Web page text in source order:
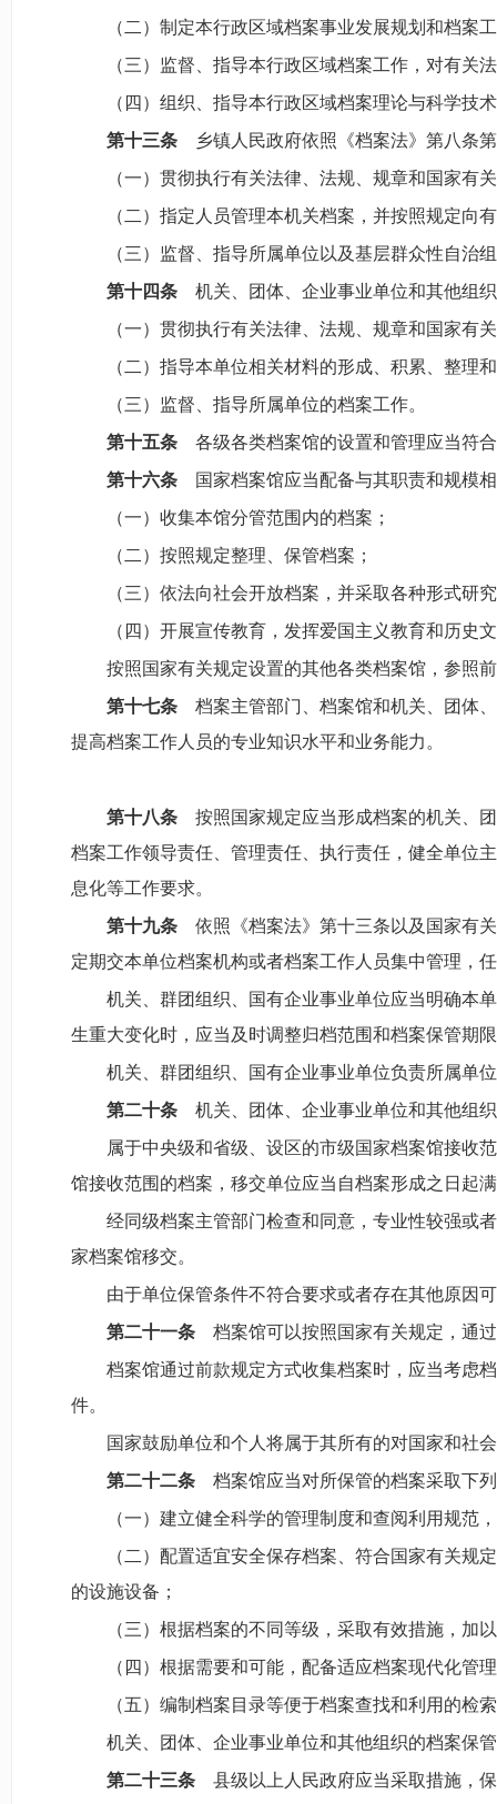
（二）制定本行政区域档案事业发展规划和档案
（三）监督、指导本行政区域档案工作，对有
（四）组织、指导本行政区域档案理论与科学技
第十三条 乡镇人民政府依照《档案法》第八条
（一）贯彻执行有关法律、法规、规章和国家有
（二）指定人员管理本机关档案，并按照规定向
（三）监督、指导所属单位以及基层群众性自治
第十四条 机关、团体、企业事业单位和其他组
（一）贯彻执行有关法律、法规、规章和国家有
（二）指导本单位相关材料的形成、积累、整理
（三）监督、指导所属单位的档案工作。
第十五条 各级各类档案馆的设置和管理应当符
第十六条 国家档案馆应当配备与其职责和规模
（一）收集本馆分管范围内的档案；
（二）按照规定整理、保管档案；
（三）依法向社会开放档案，并采取各种形式研
（四）开展宣传教育，发挥爱国主义教育和历史
按照国家有关规定设置的其他各类档案馆，参照
第十七条 档案主管部门、档案馆和机关、团体
提高档案工作人员的专业知识水平和业务能力。
第十八条 按照国家规定应当形成档案的机关、
档案工作领导责任、管理责任、执行责任，健全单位
息化等工作要求。
第十九条 依照《档案法》第十三条以及国家有
定期交本单位档案机构或者档案工作人员集中管理，
机关、群团组织、国有企业事业单位应当明确本
生重大变化时，应当及时调整归档范围和档案保管期
机关、群团组织、国有企业事业单位负责所属单
第二十条 机关、团体、企业事业单位和其他组
属于中央级和省级、设区的市级国家档案馆接收
馆接收范围的档案，移交单位应当自档案形成之日起
经同级档案主管部门检查和同意，专业性较强或
家档案馆移交。
由于单位保管条件不符合要求或者存在其他原因
第二十一条 档案馆可以按照国家有关规定，通
档案馆通过前款规定方式收集档案时，应当考虑
件。
国家鼓励单位和个人将属于其所有的对国家和社
第二十二条 档案馆应当对所保管的档案采取下
（一）建立健全科学的管理制度和查阅利用规范
（二）配置适宜安全保存档案、符合国家有关
的设施设备；
（三）根据档案的不同等级，采取有效措施，加
（四）根据需要和可能，配备适应档案现代化管
（五）编制档案目录等便于档案查找和利用的检
机关、团体、企业事业单位和其他组织的档案保
第二十三条 县级以上人民政府应当采取措施，